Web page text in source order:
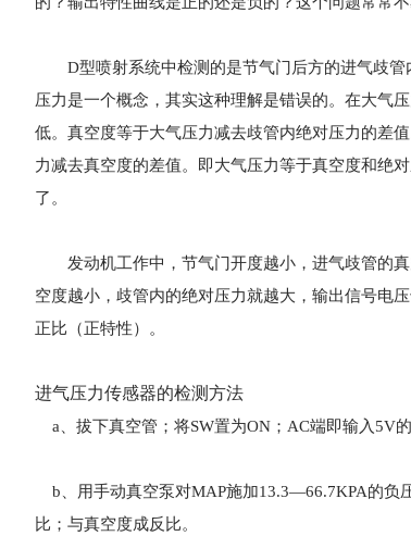
D型喷射系统中检测的是节气门后方的进气歧管
压力是一个概念，其实这种理解是错误的。在大气
低。真空度等于大气压力减去歧管内绝对压力的差
力减去真空度的差值。即大气压力等于真空度和绝
了。
发动机工作中，节气门开度越小，进气歧管的真
空度越小，歧管内的绝对压力就越大，输出信号电
正比（正特性）。
进气压力传感器的检测方法
a、拔下真空管；将SW置为ON；AC端即输入5V的
b、用手动真空泵对MAP施加13.3—66.7KPA的负
比；与真空度成反比。